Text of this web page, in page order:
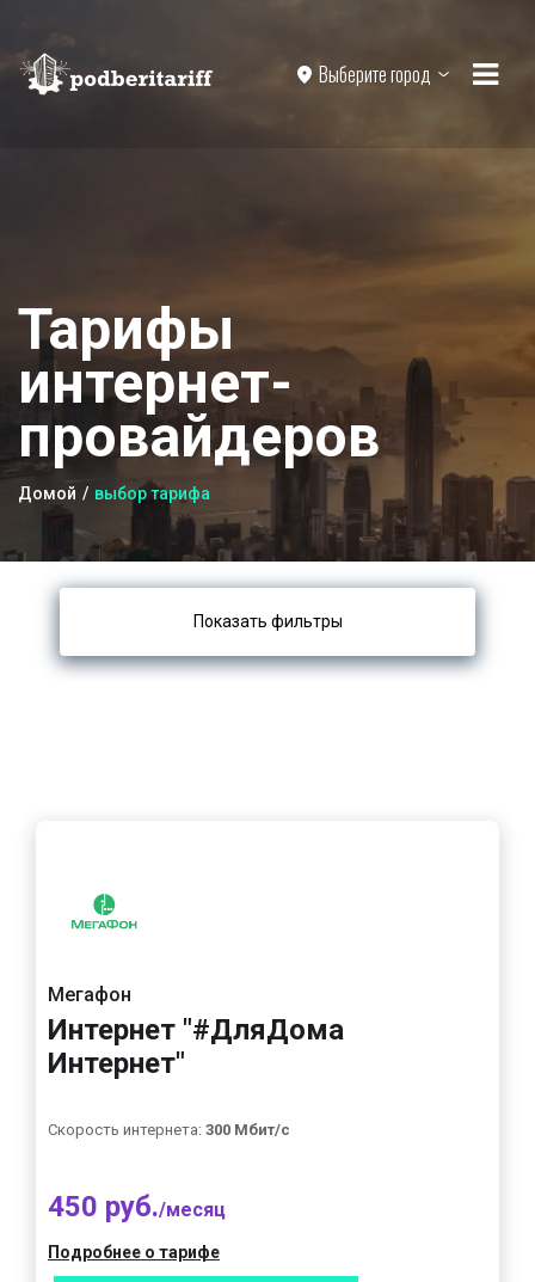
Выберите город
Тарифы
интернет-
провайдеров
Домой выбор тарифа
Показать фильтры
Мегафон
Интернет "#ДляДома
Интернет"
Скорость интернета: 300 Мбит/с
450 руб./месяц
Подробнее о тарифе